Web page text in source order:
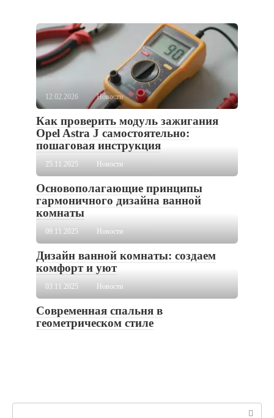
12.02.2026 Новости
Как проверить модуль зажигания
Opel Astra J самостоятельно:
пошаговая инструкция
25.11.2025 Новости
Основополагающие принципы
гармоничного дизайна ванной
комнаты
09.11.2025 Новости
Дизайн ванной комнаты: создаем
комфорт и уют
03.11.2025 Новости
Современная спальня в
геометрическом стиле